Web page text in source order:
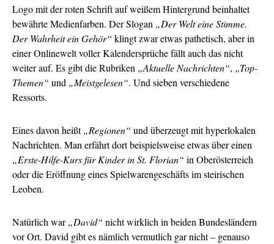
Logo mit der roten Schrift auf weißem Hintergrund beinhaltet
bewährte Medienfarben. Der Slogan „Der Welt eine Stimme.
Der Wahrheit ein Gehör“ klingt zwar etwas pathetisch, aber in
einer Onlinewelt voller Kalendersprüche fällt auch das nicht
weiter auf. Es gibt die Rubriken „Aktuelle Nachrichten“, „Top-
Themen“ und „Meistgelesen“. Und sieben verschiedene
Ressorts.
Eines davon heißt„Regionen“ und überzeugt mit hyperlokalen
Nachrichten. Man erfährt dort beispielsweise etwas über einen
„Erste-Hilfe-Kurs für Kinder in St. Florian“ in Oberösterreich
oder die Eröffnung eines Spielwarengeschäfts im steirischen
Leoben.
Natürlich war„David“ nicht wirklich in beiden Bundesländern
vor Ort. David gibt es nämlich vermutlich gar nicht – genauso